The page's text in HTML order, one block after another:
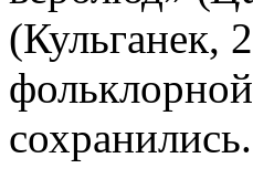
(Кульганек,
сохранились.